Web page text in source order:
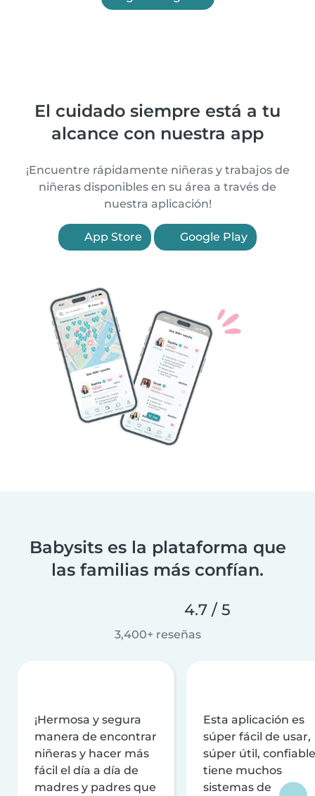
El cuidado siempre está a tu
alcance con nuestra app
¡Encuentre rápidamente niñeras y trabajos de
niñeras disponibles en su área a través de
nuestra aplicación!
App Store Google Play
Babysits es la plataforma que
las familias más confían.
4.7 / 5
3,400+ reseñas
¡Hermosa y segura
manera de encontrar
niñeras y hacer más
fácil el día a día de
madres y padres que
Esta aplicación es
súper fácil de usar,
súper útil,
tiene muchos
sistemas de